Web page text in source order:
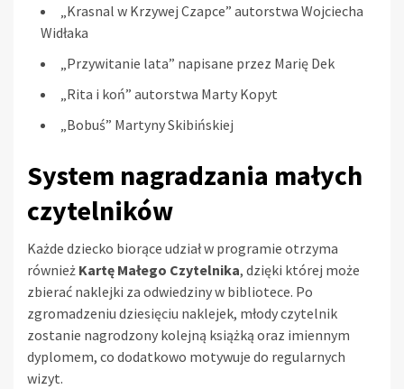
„Krasnal w Krzywej Czapce” autorstwa Wojciecha
Widłaka
„Przywitanie lata” napisane przez Marię Dek
„Rita i koń” autorstwa Marty Kopyt
„Bobuś” Martyny Skibińskiej
System nagradzania małych
czytelników
Każde dziecko biorące udział w programie otrzyma
również Kartę Małego Czytelnika, dzięki której może
zbierać naklejki za odwiedziny w bibliotece. Po
zgromadzeniu dziesięciu naklejek, młody czytelnik
zostanie nagrodzony kolejną książką oraz imiennym
dyplomem, co dodatkowo motywuje do regularnych
wizyt.